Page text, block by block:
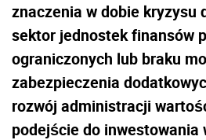
znaczenia w dobie kryzysu
sektor jednostek finansów
ograniczonych lub braku
zabezpieczenia
rozwój administracji
podejście do inwestowania